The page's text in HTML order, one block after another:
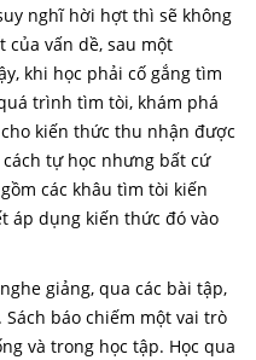
nghĩ hời hợt thì sẽ không
của vấn dề, sau một
khi học phải cố gắng tìm
trình tìm tòi, khám phá
kiến thức thu nhận được
tự học nhưng bất cứ
các khâu tìm tòi kiến
áp dụng kiến thức đó vào
giảng, qua các bài tập,
báo chiếm một vai trò
và trong học tập. Học qua